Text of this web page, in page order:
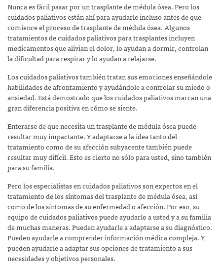
Nunca es fácil pasar por un trasplante de médula ósea. Pero los
cuidados paliativos están ahí para ayudarle incluso antes de que
comience el proceso de trasplante de médula ósea. Algunos
tratamientos de cuidados paliativos para trasplantes incluyen
medicamentos que alivian el dolor, lo ayudan a dormir, controlan
la dificultad para respirar y lo ayudan a relajarse.
Los cuidados paliativos también tratan sus emociones enseñándole
habilidades de afrontamiento y ayudándole a controlar su miedo o
ansiedad. Está demostrado que los cuidados paliativos marcan una
gran diferencia positiva en cómo se siente.
Enterarse de que necesita un trasplante de médula ósea puede
resultar muy impactante. Y adaptarse a la idea tanto del
tratamiento como de su afección subyacente también puede
resultar muy difícil. Esto es cierto no sólo para usted, sino también
para su familia.
Pero los especialistas en cuidados paliativos son expertos en el
tratamiento de los síntomas del trasplante de médula ósea, así
como de los síntomas de su enfermedad o afección. Por eso, su
equipo de cuidados paliativos puede ayudarlo a usted y a su familia
de muchas maneras. Pueden ayudarle a adaptarse a su diagnóstico.
Pueden ayudarle a comprender información médica compleja. Y
pueden ayudarle a adaptar sus opciones de tratamiento a sus
necesidades y objetivos personales.